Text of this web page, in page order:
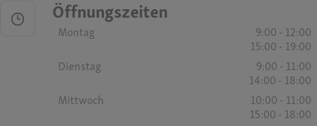
Öffnungszeiten
Montag
9:00 - 12:00
15:00 - 19:00
Dienstag
9:00 - 11:00
14:00 - 18:00
Mittwoch
10:00 - 11:00
15:00 - 18:00